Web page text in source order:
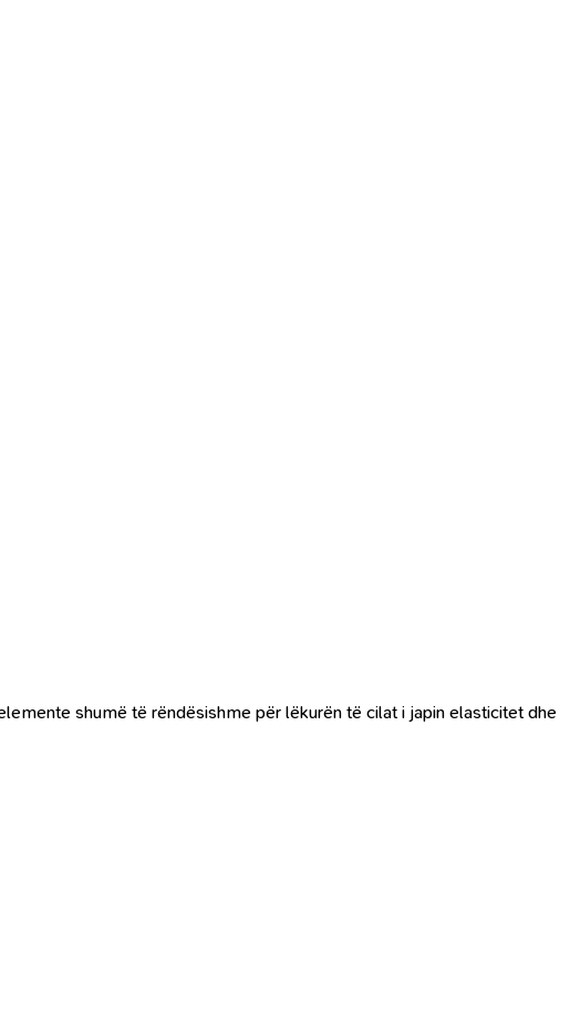
shumë të rëndësishme për lëkurën të cilat i japin elasticitet dhe